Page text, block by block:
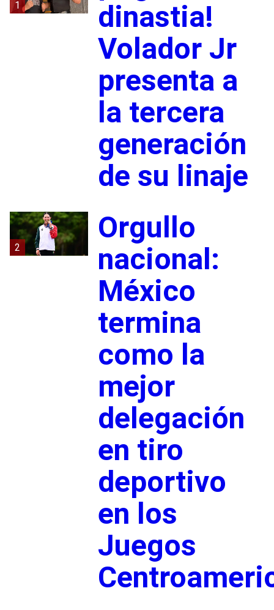
1
dinastia!
Volador Jr
presenta a
la tercera
generación
de su linaje
2
Orgullo
nacional:
México
termina
como la
mejor
delegación
en tiro
deportivo
en los
Juegos